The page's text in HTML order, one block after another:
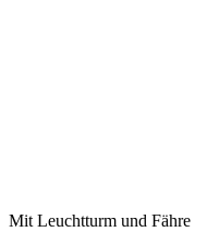
Mit Leuchtturm und Fähre